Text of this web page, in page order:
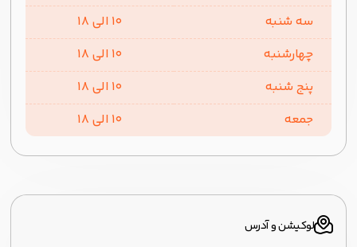
سه شنبه
10 الی 18
چهارشنبه
10 الی 18
پنج شنبه
10 الی 18
جمعه
10 الی 18
لوکیشن و آدرس